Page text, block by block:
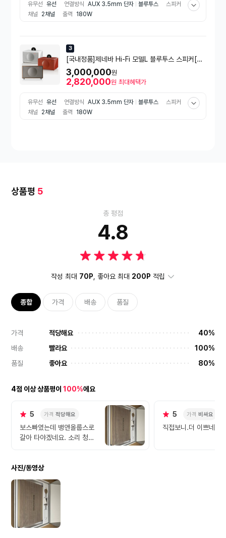
유무선 유선 연결방식 AUX 3.5mm 단자 블루투스
스피커
채널
2채널 출력 180W
3
[국내정품]제네바 Hi-Fi 모델L 블루투스 스피커[M
ODEL L]
3,000,000원
2,820,000원 최대혜택가
유무선 유선 연결방식 AUX 3.5mm 단자 블루투스
스피커
채널
2채널 출력 180W
상품평 5
총 평점
4.8
작성 최대 70P , 좋아요 최대 200P 적립
종합 가격 배송 품질
가격 적당해요
40%
배송
빨라요
100%
품질
좋아요 80%
4점 이상 상품평이 100%에요
5 가격 적당해요
보스빠였는데 뱅앤올룹스로
갈아 타야겠네요. 소리 청명
5 가격 비싸요
직접보니.더 이쁘네요 .
사진/동영상